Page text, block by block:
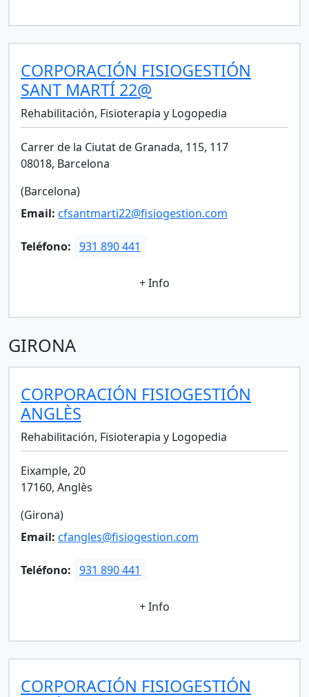
CORPORACIÓN FISIOGESTIÓN
SANT MARTÍ 22@
Rehabilitación, Fisioterapia y Logopedia
Carrer de la Ciutat de Granada, 115, 117
08018, Barcelona
(Barcelona)
Email: cfsantmarti22@fisiogestion.com
Teléfono: 931 890 441
+ Info
GIRONA
CORPORACIÓN FISIOGESTIÓN
ANGLÈS
Rehabilitación, Fisioterapia y Logopedia
Eixample, 20
17160, Anglès
(Girona)
Email: cfangles@fisiogestion.com
Teléfono: 931 890 441
+ Info
CORPORACIÓN FISIOGESTIÓN